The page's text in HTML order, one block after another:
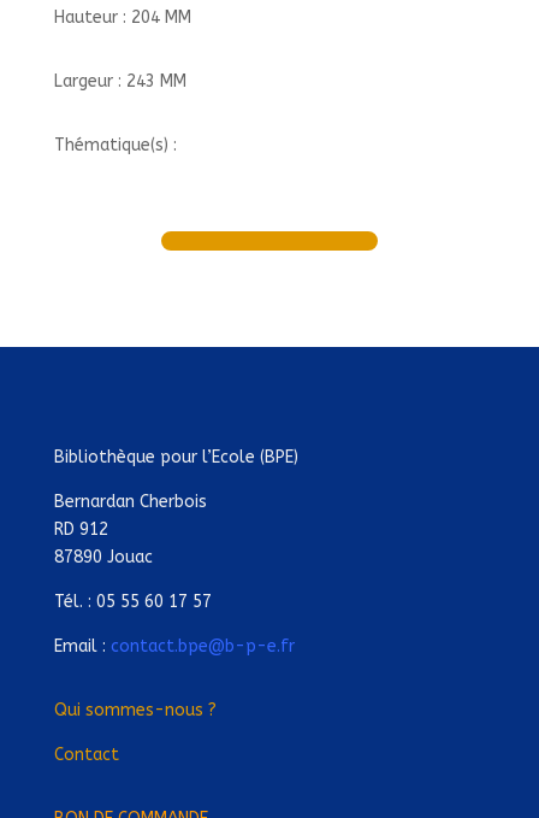
Hauteur : 204 MM
Largeur : 243 MM
Thématique(s) :
Bibliothèque pour l’Ecole (BPE)
Bernardan Cherbois
RD 912
87890 Jouac
Tél. : 05 55 60 17 57
Email : contact.bpe@b-p-e.fr
Qui sommes-nous ?
Contact